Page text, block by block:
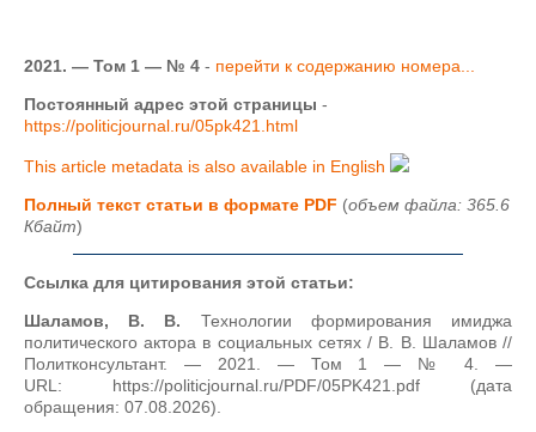
2021. — Том 1 — № 4 - перейти к содержанию номера...
Постоянный адрес этой страницы -
https://politicjournal.ru/05pk421.html
This article metadata is also available in English
Полный текст статьи в формате PDF (объем файла: 365.6
Кбайт)
Ссылка для цитирования этой статьи:
Шаламов, В. В. Технологии формирования имиджа
политического актора в социальных сетях / В. В. Шаламов //
Политконсультант. — 2021. — Том 1 — № 4. —
URL: https://politicjournal.ru/PDF/05PK421.pdf (дата
обращения: 07.08.2026).